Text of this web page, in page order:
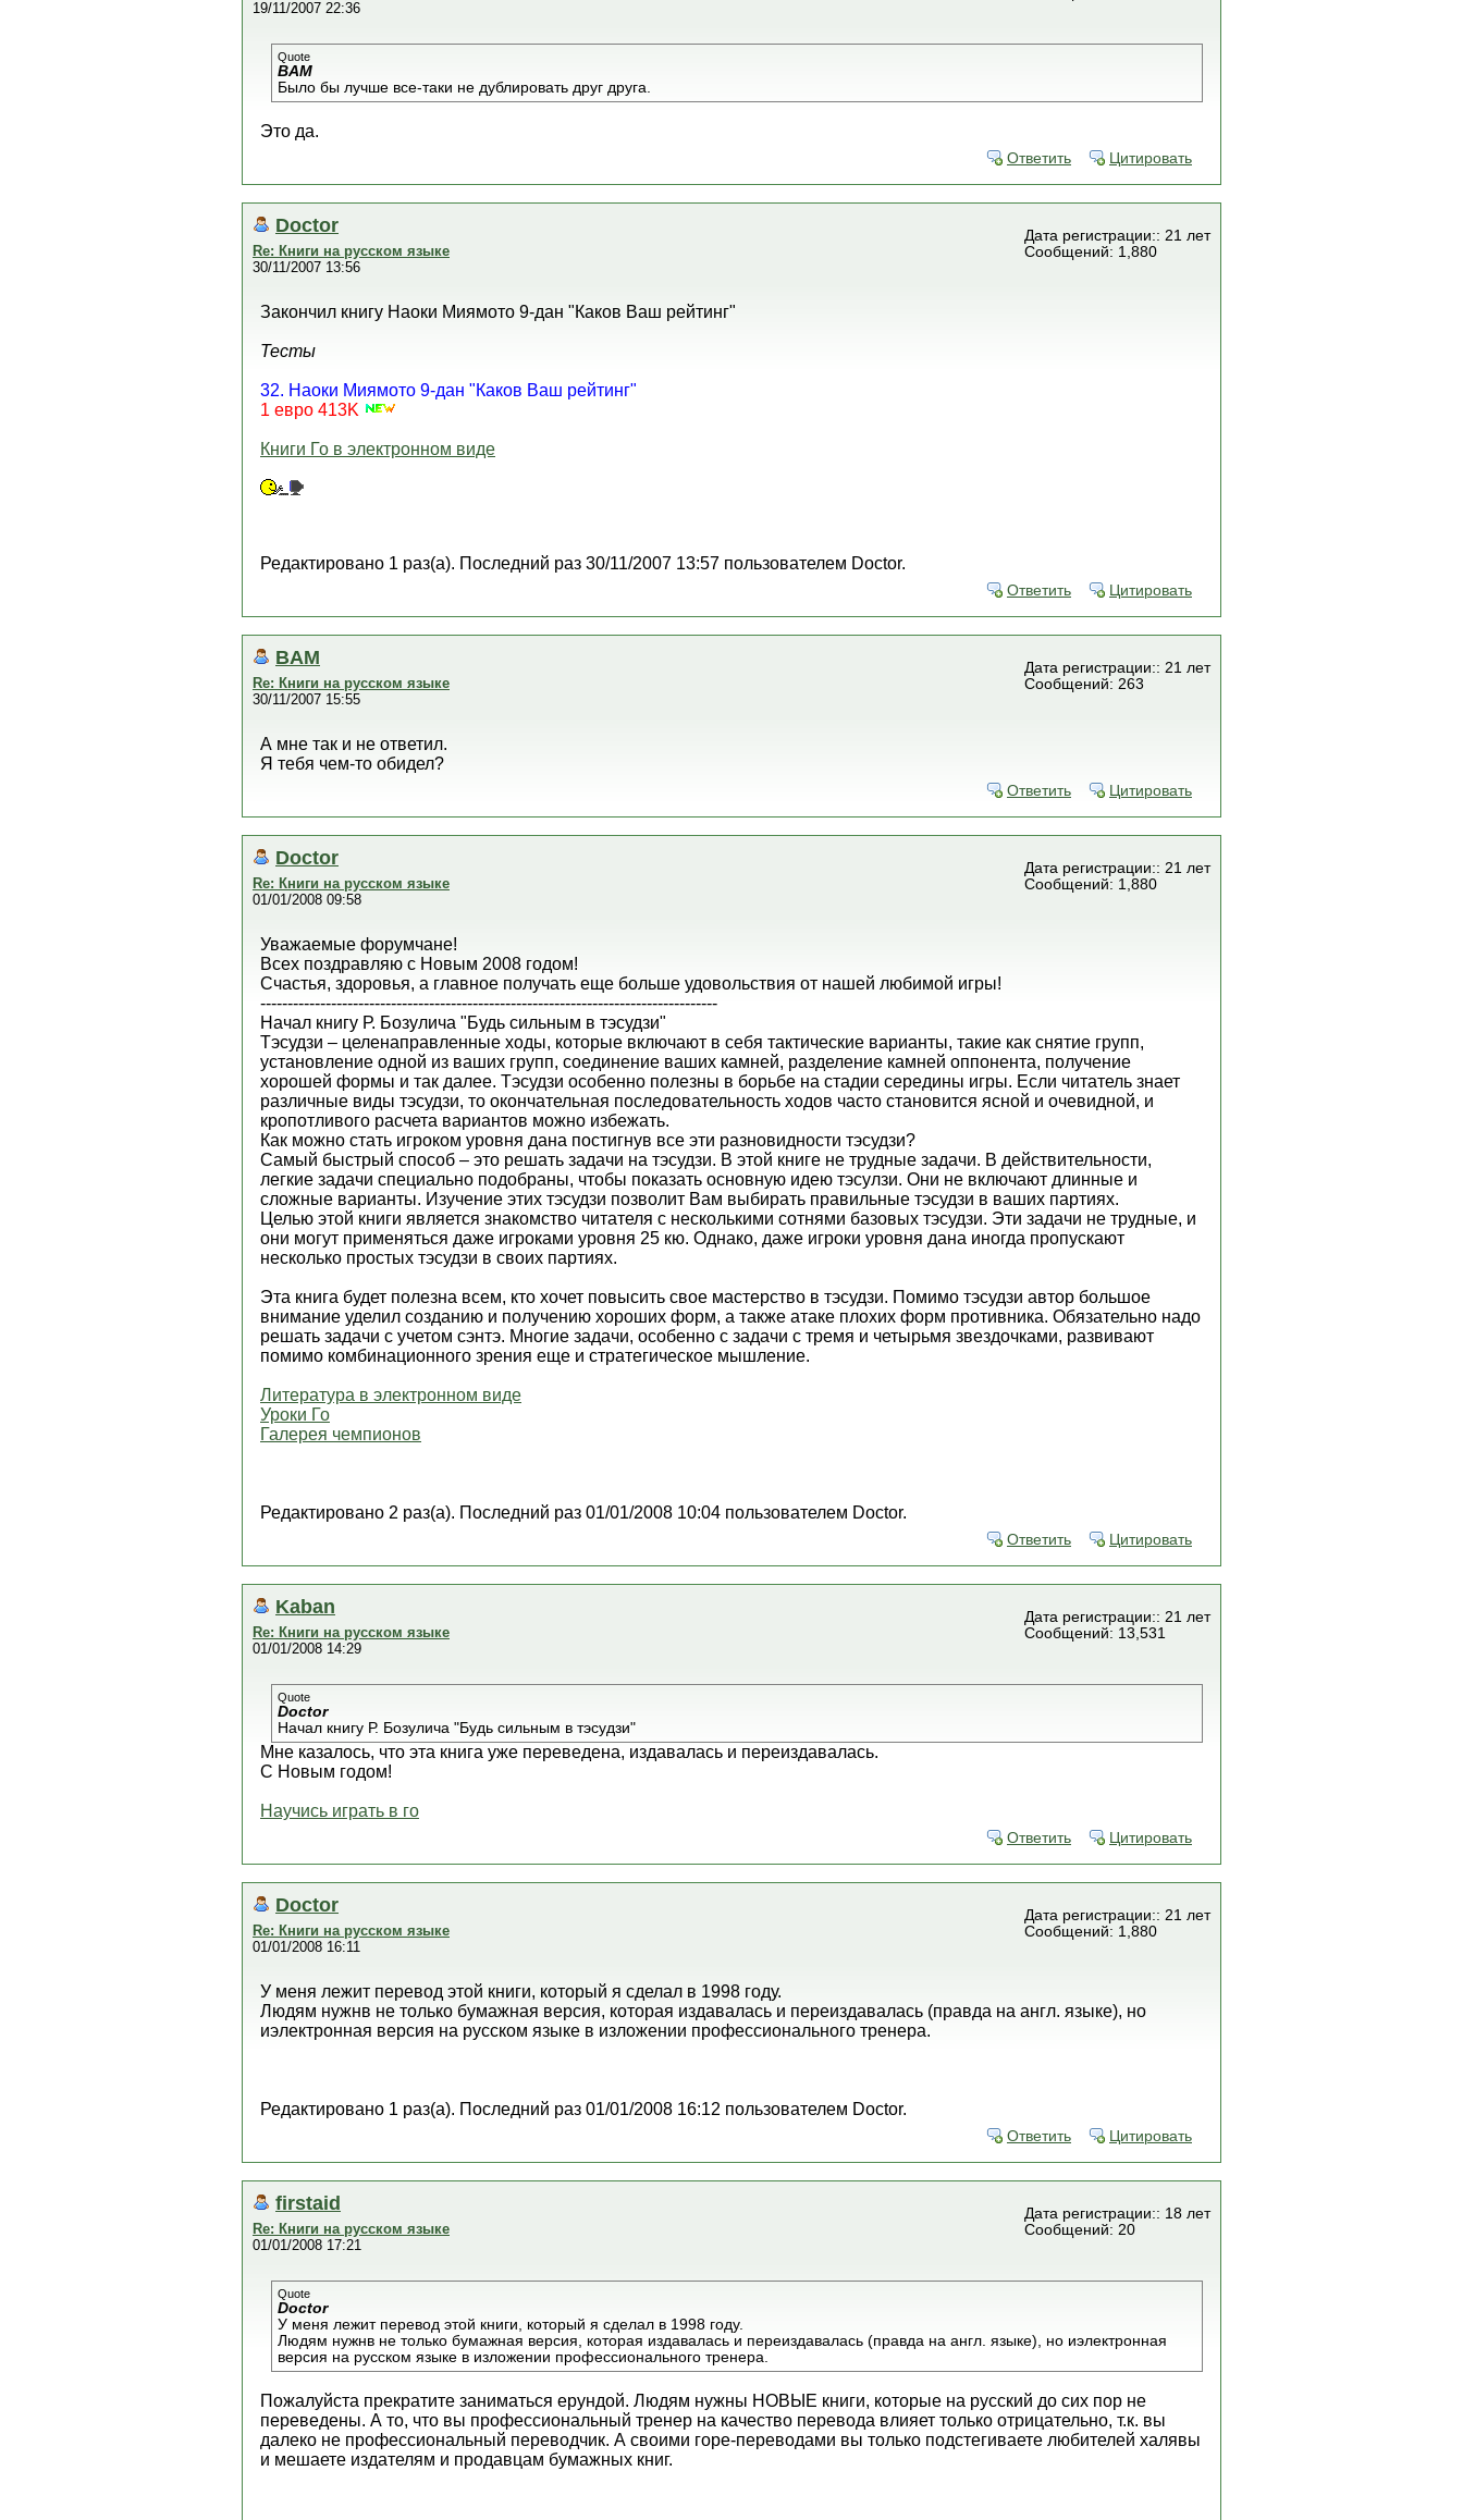
19/11/2007 22:36
Quote
BAM
Было бы лучше все-таки не дублировать друг друга.
Это да.
Ответить Цитировать
Doctor
Re: Книги на русском языке
30/11/2007 13:56
Дата регистрации:: 21 лет
Сообщений: 1,880
Закончил книгу Наоки Миямото 9-дан "Каков Ваш рейтинг"
Тесты
32. Наоки Миямото 9-дан "Каков Ваш рейтинг"
1 евро 413K
Книги Го в электронном виде
Редактировано 1 раз(а). Последний раз 30/11/2007 13:57 пользователем Doctor.
Ответить Цитировать
BAM
Re: Книги на русском языке
30/11/2007 15:55
Дата регистрации:: 21 лет
Сообщений: 263
А мне так и не ответил.
Я тебя чем-то обидел?
Ответить Цитировать
Doctor
Re: Книги на русском языке
01/01/2008 09:58
Дата регистрации:: 21 лет
Сообщений: 1,880
Уважаемые форумчане!
Всех поздравляю с Новым 2008 годом!
Счастья, здоровья, а главное получать еще больше удовольствия от нашей любимой игры!
------------------------------------------------------------------------------------
Начал книгу Р. Бозулича "Будь сильным в тэсудзи"
Тэсудзи – целенаправленные ходы, которые включают в себя тактические варианты, такие как снятие групп,
установление одной из ваших групп, соединение ваших камней, разделение камней оппонента, получение
хорошей формы и так далее. Тэсудзи особенно полезны в борьбе на стадии середины игры. Если читатель знает
различные виды тэсудзи, то окончательная последовательность ходов часто становится ясной и очевидной, и
кропотливого расчета вариантов можно избежать.
Как можно стать игроком уровня дана постигнув все эти разновидности тэсудзи?
Самый быстрый способ – это решать задачи на тэсудзи. В этой книге не трудные задачи. В действительности,
легкие задачи специально подобраны, чтобы показать основную идею тэсулзи. Они не включают длинные и
сложные варианты. Изучение этих тэсудзи позволит Вам выбирать правильные тэсудзи в ваших партиях.
Целью этой книги является знакомство читателя с несколькими сотнями базовых тэсудзи. Эти задачи не трудные, и
они могут применяться даже игроками уровня 25 кю. Однако, даже игроки уровня дана иногда пропускают
несколько простых тэсудзи в своих партиях.
Эта книга будет полезна всем, кто хочет повысить свое мастерство в тэсудзи. Помимо тэсудзи автор большое
внимание уделил созданию и получению хороших форм, а также атаке плохих форм противника. Обязательно надо
решать задачи с учетом сэнтэ. Многие задачи, особенно с задачи с тремя и четырьмя звездочками, развивают
помимо комбинационного зрения еще и стратегическое мышление.
Литература в электронном виде
Уроки Го
Галерея чемпионов
Редактировано 2 раз(а). Последний раз 01/01/2008 10:04 пользователем Doctor.
Ответить Цитировать
Kaban
Re: Книги на русском языке
01/01/2008 14:29
Дата регистрации:: 21 лет
Сообщений: 13,531
Quote
Doctor
Начал книгу Р. Бозулича "Будь сильным в тэсудзи"
Мне казалось, что эта книга уже переведена, издавалась и переиздавалась.
С Новым годом!
Научись играть в го
Ответить Цитировать
Doctor
Re: Книги на русском языке
01/01/2008 16:11
Дата регистрации:: 21 лет
Сообщений: 1,880
У меня лежит перевод этой книги, который я сделал в 1998 году.
Людям нужнв не только бумажная версия, которая издавалась и переиздавалась (правда на англ. языке), но
иэлектронная версия на русском языке в изложении профессионального тренера.
Редактировано 1 раз(а). Последний раз 01/01/2008 16:12 пользователем Doctor.
Ответить Цитировать
firstaid
Re: Книги на русском языке
01/01/2008 17:21
Дата регистрации:: 18 лет
Сообщений: 20
Quote
Doctor
У меня лежит перевод этой книги, который я сделал в 1998 году.
Людям нужнв не только бумажная версия, которая издавалась и переиздавалась (правда на англ. языке), но иэлектронная
версия на русском языке в изложении профессионального тренера.
Пожалуйста прекратите заниматься ерундой. Людям нужны НОВЫЕ книги, которые на русский до сих пор не
переведены. А то, что вы профессиональный тренер на качество перевода влияет только отрицательно, т.к. вы
далеко не профессиональный переводчик. А своими горе-переводами вы только подстегиваете любителей халявы
и мешаете издателям и продавцам бумажных книг.